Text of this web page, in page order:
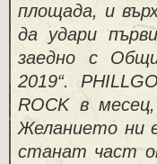
площада, и
да удари
заедно с
2019“.
ROCK в
Желанието ни
станат част